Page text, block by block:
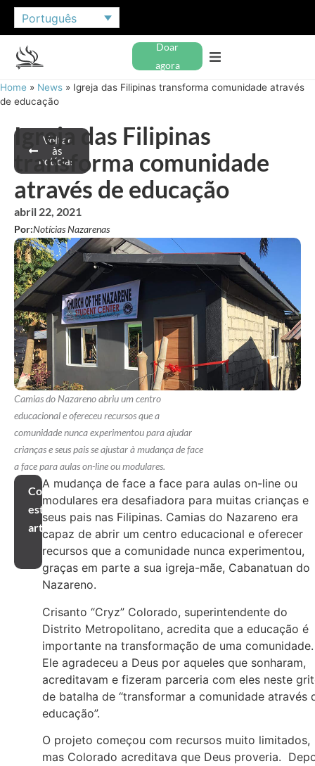
Português
Doar
agora
Home » News » Igreja das Filipinas transforma comunidade através
de educação
Voltar
às
notícias
Igreja das Filipinas
transforma comunidade
através de educação
abril 22, 2021
Por:Notícias Nazarenas
Camias do Nazareno abriu um centro
educacional e ofereceu recursos que a
comunidade nunca experimentou para ajudar
crianças e seus pais se ajustar à mudança de face
a face para aulas on-line ou modulares.
Compartilhar
este
artigo
A mudança de face a face para aulas on-line ou
modulares era desafiadora para muitas crianças e
seus pais nas Filipinas. Camias do Nazareno era
capaz de abrir um centro educacional e oferecer
recursos que a comunidade nunca experimentou,
graças em parte a sua igreja-mãe, Cabanatuan do
Nazareno.
Crisanto “Cryz” Colorado, superintendente do
Distrito Metropolitano, acredita que a educação é
importante na transformação de uma comunidade.
Ele agradeceu a Deus por aqueles que sonharam,
acreditavam e fizeram parceria com eles neste
de batalha de “transformar a comunidade através
educação”.
O projeto começou com recursos muito limitados,
mas Colorado acreditava que Deus proveria.